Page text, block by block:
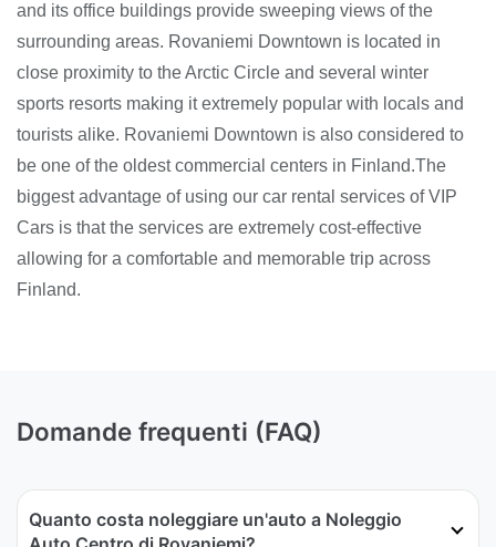
and its office buildings provide sweeping views of the
surrounding areas. Rovaniemi Downtown is located in
close proximity to the Arctic Circle and several winter
sports resorts making it extremely popular with locals and
tourists alike. Rovaniemi Downtown is also considered to
be one of the oldest commercial centers in Finland.The
biggest advantage of using our car rental services of VIP
Cars is that the services are extremely cost-effective
allowing for a comfortable and memorable trip across
Finland.
Domande frequenti (FAQ)
Quanto costa noleggiare un'auto a Noleggio